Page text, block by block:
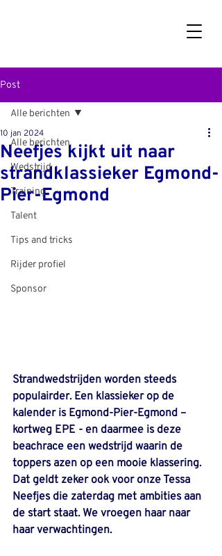
Post
Alle berichten
Wedstrijd
Training
Talent
Tips and tricks
Rijder profiel
Sponsor
Alle berichten
Neefjes kijkt uit naar
strandklassieker Egmond-
Pier-Egmond
10 jan 2024
Strandwedstrijden worden steeds
populairder. Een klassieker op de
kalender is Egmond-Pier-Egmond –
kortweg EPE - en daarmee is deze
beachrace een wedstrijd waarin de
toppers azen op een mooie klassering.
Dat geldt zeker ook voor onze Tessa
Neefjes die zaterdag met ambities aan
de start staat. We vroegen haar naar
haar verwachtingen.